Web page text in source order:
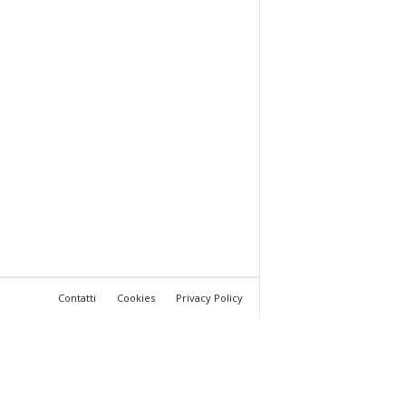
Contatti Cookies Privacy Policy